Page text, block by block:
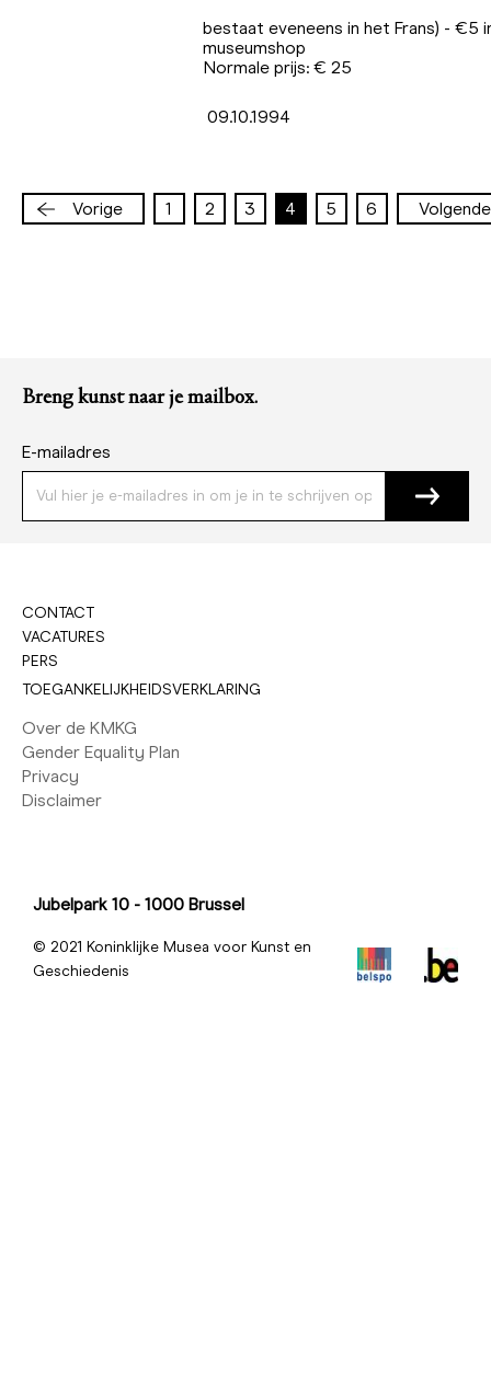
bestaat eveneens in het Frans) - €5
museumshop
Normale prijs: € 25
09.10.1994
Vorige
Page
1
Page
2
Page
3
Huidige
4
Page
5
Page
6 Volgende
Breng kunst naar je mailbox.
E-mailadres
CONTACT
VACATURES
PERS
TOEGANKELIJKHEIDSVERKLARING
Over de KMKG
Gender Equality Plan
Privacy
Disclaimer
Jubelpark 10 - 1000 Brussel
© 2021 Koninklijke Musea voor Kunst en
Geschiedenis